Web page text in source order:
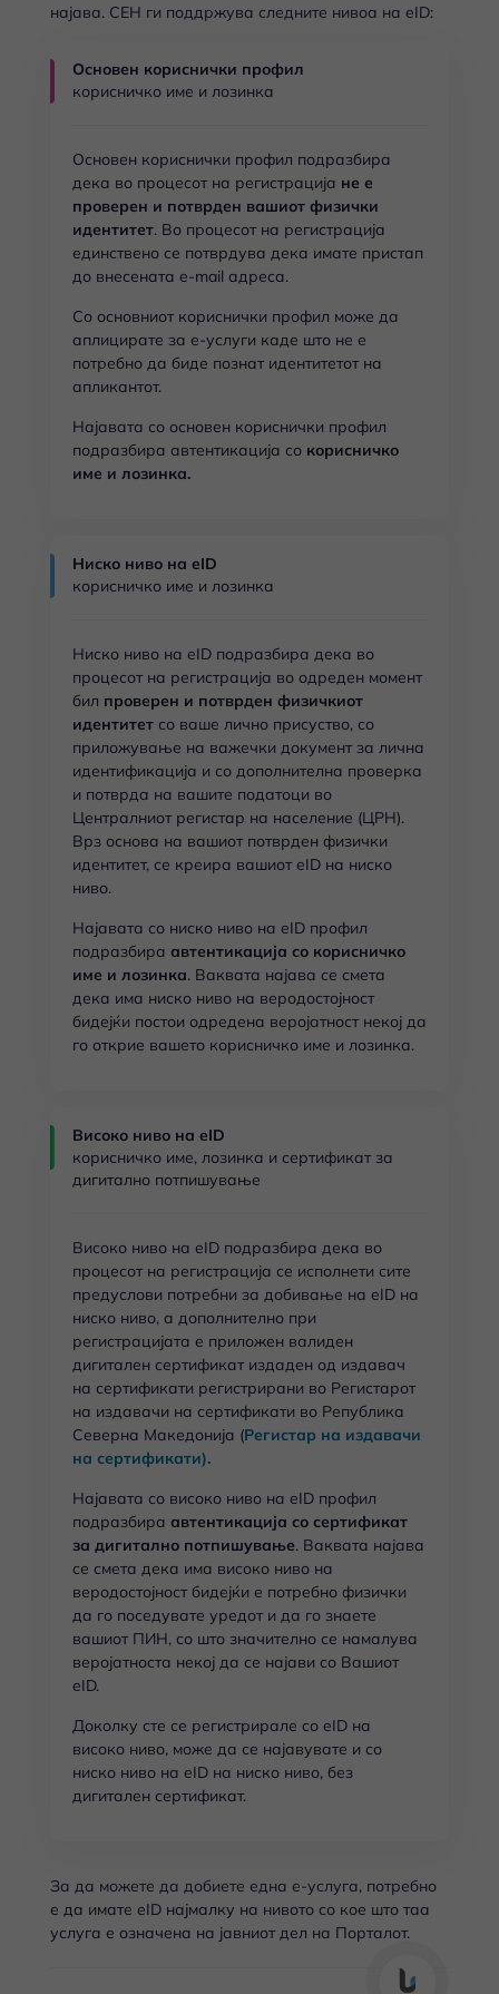
најава. СЕН ги поддржува следните нивоа на eID:
Основен кориснички профил
корисничко име и лозинка
Основен кориснички профил подразбира
дека во процесот на регистрација не е
проверен и потврден вашиот физички
идентитет. Во процесот на регистрација
единствено се потврдува дека имате пристап
до внесената e-mail адреса.
Со основниот кориснички профил може да
аплицирате за е-услуги каде што не е
потребно да биде познат идентитетот на
апликантот.
Најавата со основен кориснички профил
подразбира автентикација со корисничко
име и лозинка.
Ниско ниво на eID
корисничко име и лозинка
Ниско ниво на eID подразбира дека во
процесот на регистрација во одреден момент
бил проверен и потврден физичкиот
идентитет со ваше лично присуство, со
приложување на важечки документ за лична
идентификација и со дополнителна проверка
и потврда на вашите податоци во
Централниот регистар на население (ЦРН).
Врз основа на вашиот потврден физички
идентитет, се креира вашиот eID на ниско
ниво.
Најавата со ниско ниво на eID профил
подразбира автентикација со корисничко
име и лозинка. Ваквата најава се смета
дека има ниско ниво на веродостојност
бидејќи постои одредена веројатност некој да
го открие вашето корисничко име и лозинка.
Високо ниво на eID
корисничко име, лозинка и сертификат за
дигитално потпишување
Високо ниво на eID подразбира дека во
процесот на регистрација се исполнети сите
предуслови потребни за добивање на eID на
ниско ниво, а дополнително при
регистрацијата е приложен валиден
дигитален сертификат издаден од издавач
на сертификати регистрирани во Регистарот
на издавачи на сертификати во Република
Северна Македонија (Регистар на издавачи
на сертификати).
Најавата со високо ниво на eID профил
подразбира автентикација со сертификат
за дигитално потпишување. Ваквата најава
се смета дека има високо ниво на
веродостојност бидејќи е потребно физички
да го поседувате уредот и да го знаете
вашиот ПИН, со што значително се намалува
веројатноста некој да се најави со Вашиот
eID.
Доколку сте се регистрирале со eID на
високо ниво, може да се најавувате и со
ниско ниво на eID на ниско ниво, без
дигитален сертификат.
За да можете да добиете една е-услуга, потребно
е да имате eID најмалку на нивото со кое што таа
услуга е означена на јавниот дел на Порталот.